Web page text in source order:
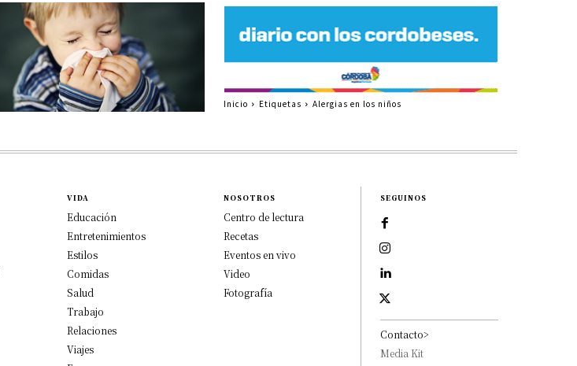
Inicio Etiquetas Alergias en los niños
VIDA
Educación
Entretenimientos
Estilos
Comidas
Salud
Trabajo
Relaciones
Viajes
NOSOTROS
Centro de lectura
Recetas
Eventos en vivo
Video
Fotografía
SEGUINOS
Contacto>
Media Kit